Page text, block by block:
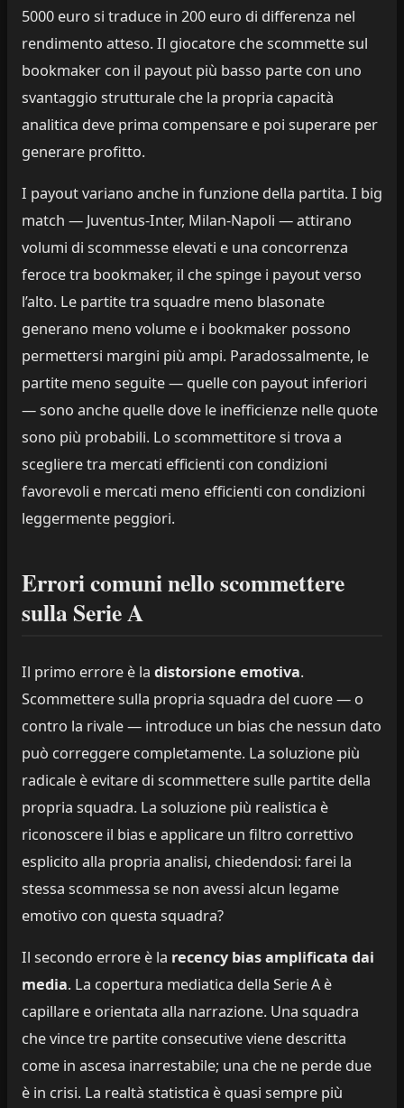
5000 euro si traduce in 200 euro di differenza nel
rendimento atteso. Il giocatore che scommette sul
bookmaker con il payout più basso parte con uno
svantaggio strutturale che la propria capacità
analitica deve prima compensare e poi superare per
generare profitto.
I payout variano anche in funzione della partita. I big
match — Juventus-Inter, Milan-Napoli — attirano
volumi di scommesse elevati e una concorrenza
feroce tra bookmaker, il che spinge i payout verso
l’alto. Le partite tra squadre meno blasonate
generano meno volume e i bookmaker possono
permettersi margini più ampi. Paradossalmente, le
partite meno seguite — quelle con payout inferiori
— sono anche quelle dove le inefficienze nelle quote
sono più probabili. Lo scommettitore si trova a
scegliere tra mercati efficienti con condizioni
favorevoli e mercati meno efficienti con condizioni
leggermente peggiori.
Errori comuni nello scommettere
sulla Serie A
Il primo errore è la distorsione emotiva.
Scommettere sulla propria squadra del cuore — o
contro la rivale — introduce un bias che nessun dato
può correggere completamente. La soluzione più
radicale è evitare di scommettere sulle partite della
propria squadra. La soluzione più realistica è
riconoscere il bias e applicare un filtro correttivo
esplicito alla propria analisi, chiedendosi: farei la
stessa scommessa se non avessi alcun legame
emotivo con questa squadra?
Il secondo errore è la recency bias amplificata dai
media. La copertura mediatica della Serie A è
capillare e orientata alla narrazione. Una squadra
che vince tre partite consecutive viene descritta
come in ascesa inarrestabile; una che ne perde due
è in crisi. La realtà statistica è quasi sempre più